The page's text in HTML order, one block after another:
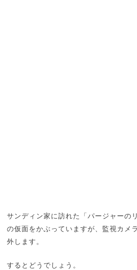
サンディン家に訪れた「パージャーの
の仮面をかぶっていますが、監視カメ
外します。
するとどうでしょう。